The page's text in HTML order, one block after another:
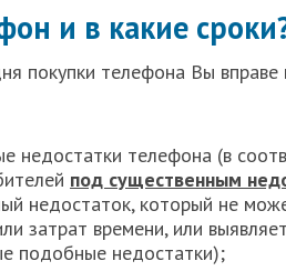
и в какие
покупки телефона Вы вправе
недостатки телефона (в
под существенным
недостаток, который не
затрат времени, или
подобные недостатки);